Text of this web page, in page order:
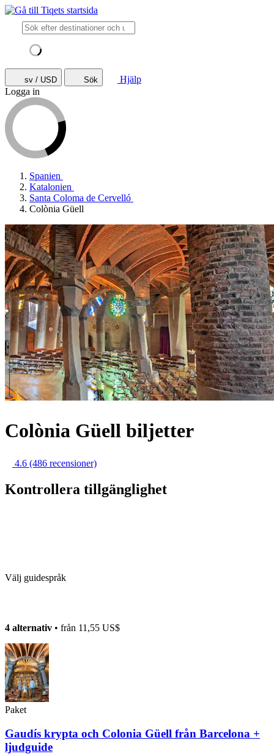
sv / USD Sök
Hjälp
Logga in
Spanien
Katalonien
Santa Coloma de Cervelló
Colònia Güell
Colònia Güell biljetter
4.6 (486 recensioner)
Kontrollera tillgänglighet
Välj guidespråk
4 alternativ • från 11,55 US$
Paket
Gaudís krypta och Colonia Güell från Barcelona +
ljudguide